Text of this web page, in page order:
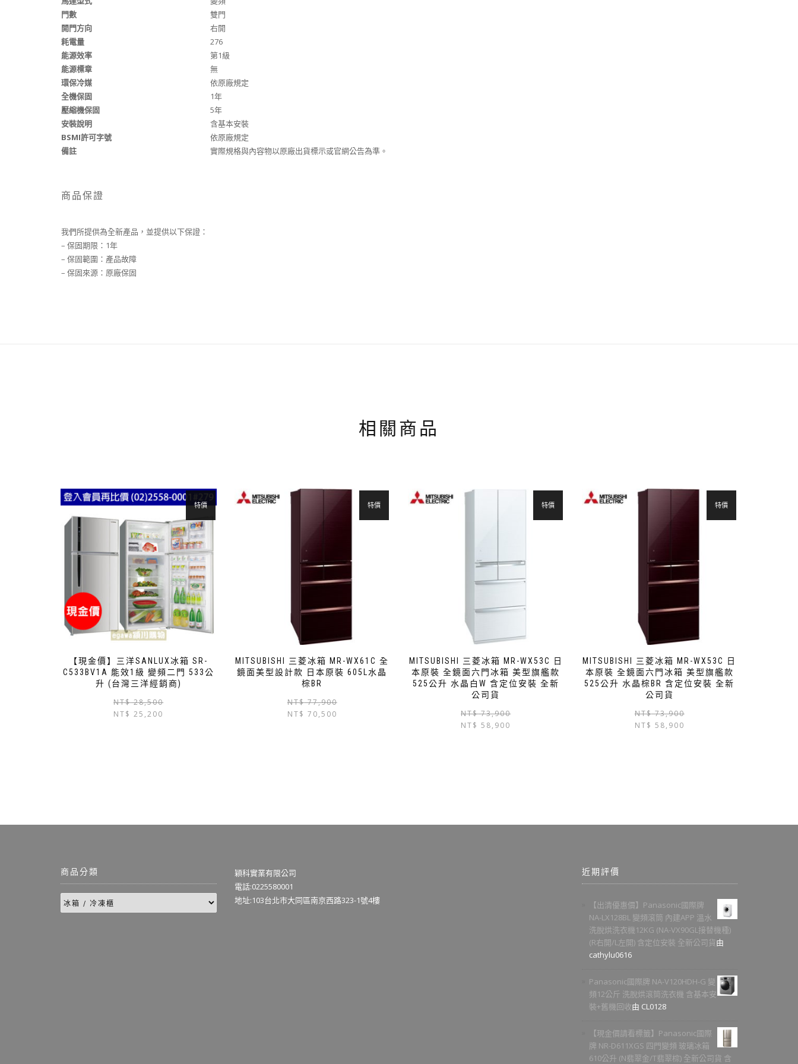
門數
雙門
開門方向
右開
耗電量
276
能源效率
第1級
能源標章
無
環保冷媒
依原廠規定
全機保固
1年
壓縮機保固
5年
安裝說明
含基本安裝
BSMI許可字號
依原廠規定
備註
實際規格與內容物以原廠出貨標示或官網公告為準。
商品保證
我們所提供為全新產品，並提供以下保證：
– 保固期限：1年
– 保固範圍：產品故障
– 保固來源：原廠保固
相關商品
【現金價】三洋SANLUX冰箱 SR-
C533BV1A 能效1級 變頻二門 533公
升 (台灣三洋經銷商)
特價
NT$28,500
NT$ 25,200
MITSUBISHI 三菱冰箱 MR-WX61C 全
鏡面美型設計款 日本原裝 605L水晶
棕BR
特價
NT$77,900
NT$ 70,500
MITSUBISHI 三菱冰箱 MR-WX53C 日
本原裝 全鏡面六門冰箱 美型旗艦款
525公升 水晶白W 含定位安裝 全新
公司貨
特價
NT$73,900
NT$ 58,900
MITSUBISHI 三菱冰箱 MR-WX53C 日
本原裝 全鏡面六門冰箱 美型旗艦款
525公升 水晶棕BR 含定位安裝 全新
公司貨
特價
NT$73,900
NT$ 58,900
商品分類
穎科實業有限公司
電話:0225580001
地址:103台北市大同區南京西路323-1號4樓
近期評價
【出清優惠價】Panasonic國際牌
NA-LX128BL 變頻滾筒 內建APP 溫水
洗脫烘洗衣機12KG (NA-VX90GL接替機種)
(R右開/L左開) 含定位安裝 全新公司貨由
cathylu0616
Panasonic國際牌 NA-V120HDH-G 變
頻12公斤 洗脫烘滾筒洗衣機 含基本安
裝+舊機回收由 CL0128
【現金價請看標籤】Panasonic國際
牌 NR-D611XGS 四門變頻 玻璃冰箱
610公升 (N翡翠金/T翡翠棕) 全新公司貨 含